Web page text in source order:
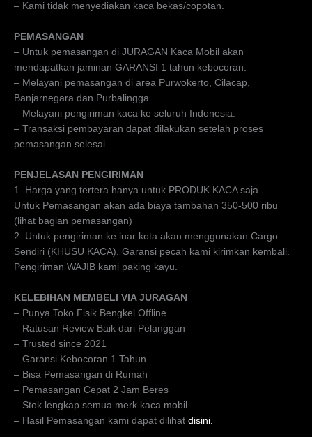
– Kami tidak menyediakan kaca bekas/copotan.
PEMASANGAN
– Untuk pemasangan di JURAGAN Kaca Mobil akan
mendapatkan jaminan GARANSI 1 tahun kebocoran.
– Melayani pemasangan di area Purwokerto, Cilacap,
Banjarnegara dan Purbalingga.
– Melayani pengiriman kaca ke seluruh Indonesia.
– Transaksi pembayaran dapat dilakukan setelah proses
pemasangan selesai.
PENJELASAN PENGIRIMAN
1. Harga yang tertera hanya untuk PRODUK KACA saja.
Untuk Pemasangan akan ada biaya tambahan 350-500 ribu
(lihat bagian pemasangan)
2. Untuk pengiriman ke luar kota akan menggunakan Cargo
Sendiri (KHUSU KACA). Garansi pecah kami kirimkan kembali.
Pengiriman WAJIB kami paking kayu.
KELEBIHAN MEMBELI VIA JURAGAN
– Punya Toko Fisik Bengkel Offline
– Ratusan Review Baik dari Pelanggan
– Trusted since 2021
– Garansi Kebocoran 1 Tahun
– Bisa Pemasangan di Rumah
– Pemasangan Cepat 2 Jam Beres
– Stok lengkap semua merk kaca mobil
– Hasil Pemasangan kami dapat dilihat disini.